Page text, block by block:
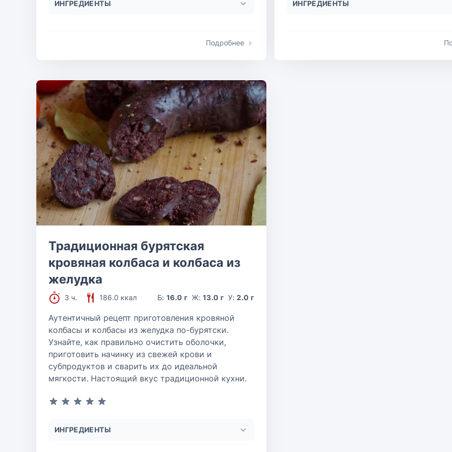
ИНГРЕДИЕНТЫ
Подробнее
ИНГРЕДИЕНТЫ
Традиционная бурятская
кровяная колбаса и колбаса из
желудка
3 ч. 186.0 ккал Б: 16.0 г Ж:13.0 г У:2.0 г
Аутентичный рецепт приготовления кровяной
колбасы и колбасы из желудка по-бурятски.
Узнайте, как правильно очистить оболочки,
приготовить начинку из свежей крови и
субпродуктов и сварить их до идеальной
мягкости. Настоящий вкус традиционной кухни.
ИНГРЕДИЕНТЫ